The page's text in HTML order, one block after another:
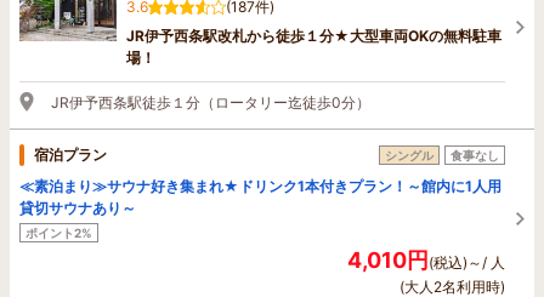
3.6
(187件)
JR伊予西条駅改札から徒歩１分★大型車両OKの無料駐車
場！
JR伊予西条駅徒歩１分（ロータリー迄徒歩0分）
宿泊プラン シングル 食事なし
≪素泊まり≫サウナ好き集まれ★ドリンク1本付きプラン！～館内に1人用
貸切サウナあり～
ポイント2%
4,010円(税込)～/ 人
(大人2名利用時)